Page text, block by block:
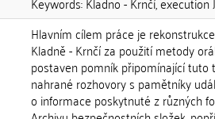
Hlavním cílem práce je
Kladně - Krnčí za použití metody
postaven pomník připomínající tuto
nahrané rozhovory s pamětníky
o informace poskytnuté z různých